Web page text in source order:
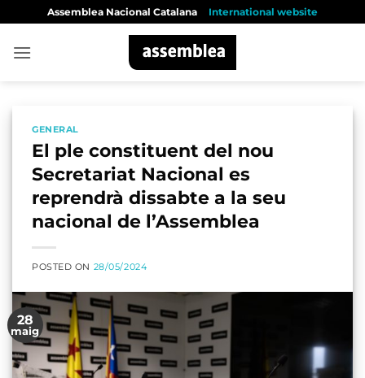
content
Assemblea Nacional Catalana International website
GENERAL
El ple constituent del nou
Secretariat Nacional es
reprendrà dissabte a la seu
nacional de l’Assemblea
POSTED ON 28/05/2024
28
maig